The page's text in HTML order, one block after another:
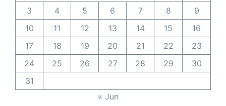
3
4 5 6 7 8
9
10
11 12 13 14 15
16
17
18 19 20 21 22
23
24
25 26 27 28 29
30
31
« Jun